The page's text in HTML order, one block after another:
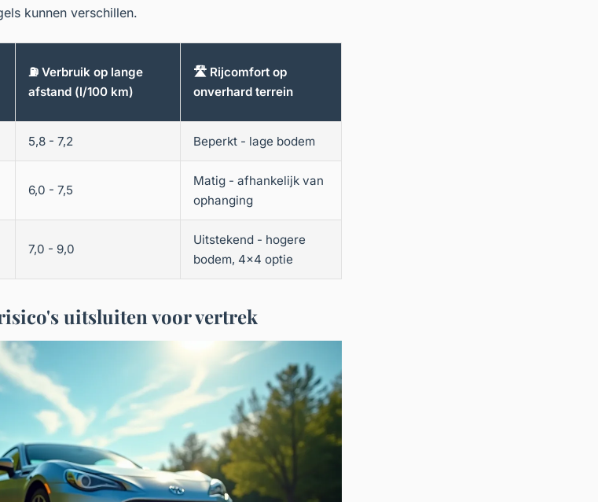
kunnen verschillen.
⛽ Verbruik op lange
afstand (l/100 km)
🛣️ Rijcomfort op
onverhard terrein
5,8 - 7,2 Beperkt - lage bodem
6,0 - 7,5
Matig - afhankelijk van
ophanging
7,0 - 9,0
Uitstekend - hogere
bodem, 4x4 optie
uitsluiten voor vertrek